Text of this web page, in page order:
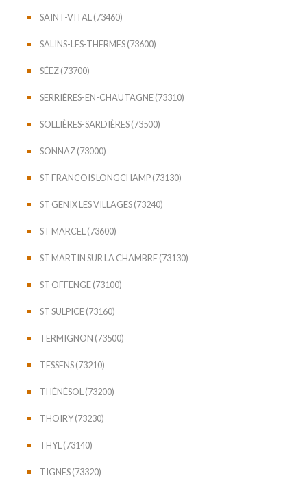
SAINT-VITAL (73460)
SALINS-LES-THERMES (73600)
SÉEZ (73700)
SERRIÈRES-EN-CHAUTAGNE (73310)
SOLLIÈRES-SARDIÈRES (73500)
SONNAZ (73000)
ST FRANCOIS LONGCHAMP (73130)
ST GENIX LES VILLAGES (73240)
ST MARCEL (73600)
ST MARTIN SUR LA CHAMBRE (73130)
ST OFFENGE (73100)
ST SULPICE (73160)
TERMIGNON (73500)
TESSENS (73210)
THÉNÉSOL (73200)
THOIRY (73230)
THYL (73140)
TIGNES (73320)